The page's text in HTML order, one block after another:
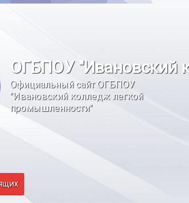
ОГБПОУ "Ивановский
Официальный сайт ОГБПОУ
"Ивановский колледж легкой
промышленности"